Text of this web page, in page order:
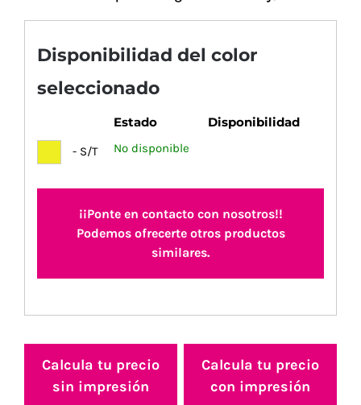
Disponibilidad del color
seleccionado
Estado Disponibilidad
- S/T No disponible
¡¡Ponte en contacto con nosotros!!
Podemos ofrecerte otros productos
similares.
Calcula tu precio
sin impresión
Calcula tu precio
con impresión